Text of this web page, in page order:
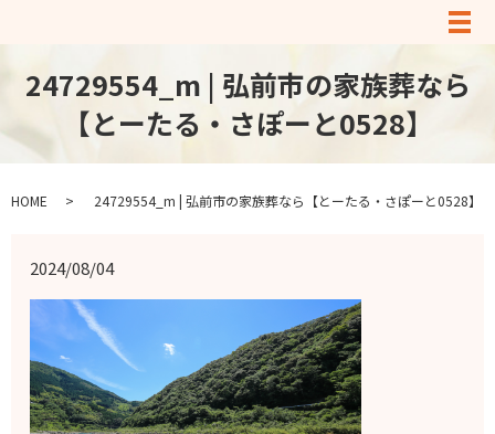
メ
24729554_m | 弘前市の家族葬なら
【とーたる・さぽーと0528】
HOME 24729554_m | 弘前市の家族葬なら【とーたる・さぽーと0528】
2024/08/04